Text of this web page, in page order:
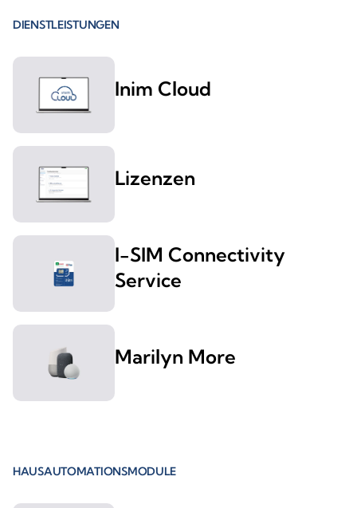
DIENSTLEISTUNGEN
Inim Cloud
Lizenzen
I-SIM Connectivity
Service
Marilyn More
HAUSAUTOMATIONSMODULE